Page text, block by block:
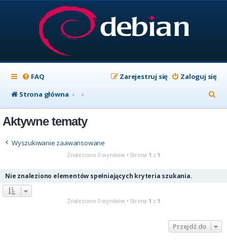
FAQ Zaloguj się
Zarejestruj się
Strona główna
z
Aktywne tematy
Wyszukiwanie zaawansowane
Znaleziono 0 wyników • Strona 1 z 1
Nie znaleziono elementów spełniających kryteria szukania.
Znaleziono 0 wyników • Strona 1 z 1
Przejdź do